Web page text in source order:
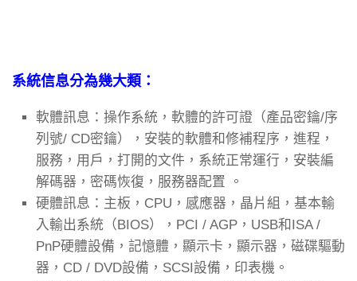
系統信息分為幾大類：
軟體訊息：操作系統，軟體的許可證（產品密鑰/序
列號/ CD密鑰），安裝的軟體和修補程序，進程，
服務，用戶，打開的文件，系統正常運行，安裝編
解碼器，密碼恢復，服務器配置 。
硬體訊息：主板，CPU，感應器，晶片組，基本輸
入輸出系統（BIOS），PCI / AGP，USB和ISA /
PnP硬體設備，記憶體，顯示卡，顯示器，磁碟驅動
器，CD / DVD設備，SCSI設備，印表機。